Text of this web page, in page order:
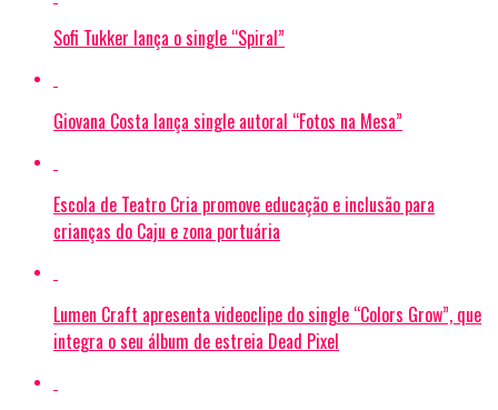
Sofi Tukker lança o single “Spiral”
Giovana Costa lança single autoral “Fotos na Mesa”
Escola de Teatro Cria promove educação e inclusão para
crianças do Caju e zona portuária
Lumen Craft apresenta videoclipe do single “Colors Grow”, que
integra o seu álbum de estreia Dead Pixel